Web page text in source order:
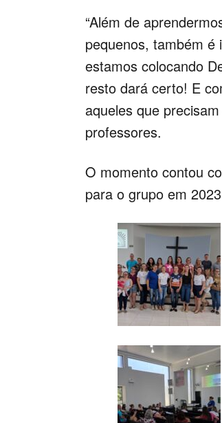
“Além de
pequenos, também
estamos colocando
resto dará certo! E
aqueles que
professores.
O momento contou
para o grupo em